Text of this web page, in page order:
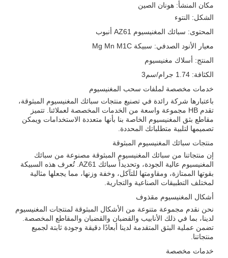
مكان المنشأ: هونان الصين
الشكل: النتوء
المحتوى: سبائك المغنيسيوم AZ61 أنبوب
معيار الأنود الصدفي: سبيكة Mg Mn M1C
المنتج: أسلاك مغنيسيوم
الكثافة: 1.74 جرام/سم3
خدمات مخصصة لملفات سحب المغنيسيوم
باعتبارها شركة رائدة في تصنيع منتجات سبائك المغنيسيوم المبثوقة،
تقدم HB مجموعة واسعة من الخدمات المخصصة لعملائنا. تتميز
مقاطع بثق المغنيسيوم الخاصة بنا بأنها متعددة الاستخدامات ويمكن
تصميمها لتلبية متطلباتك المحددة.
منتجات سبائك المغنيسيوم المبثوقة
إن منتجاتنا من سبائك المغنيسيوم المبثوقة مصنوعة من سبائك
المغنيسيوم عالية الجودة، وتحديداً سبائك AZ61. تُعرف هذه السبيكة
بقوتها الممتازة، ومقاومتها للتآكل، وخفة وزنها، مما يجعلها مثالية
لمختلف التطبيقات الصناعية والتجارية.
أشكال المغنيسيوم مقذوف
نحن نقدم مجموعة متنوعة من الأشكال المبثوقة لمنتجات المغنيسيوم
لدينا، بما في ذلك الأنابيب والقضبان والقضبان والمقاطع المخصصة.
تضمن عملية البثق المتقدمة لدينا أبعادًا دقيقة وجودة ثابتة لجميع
منتجاتنا.
خدمات مخصصة